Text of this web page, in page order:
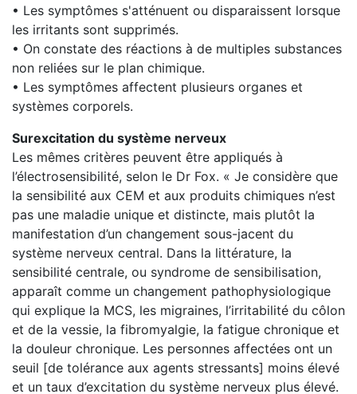
• Les symptômes s'atténuent ou disparaissent lorsque
les irritants sont supprimés.
• On constate des réactions à de multiples substances
non reliées sur le plan chimique.
• Les symptômes affectent plusieurs organes et
systèmes corporels.
Surexcitation du système nerveux
Les mêmes critères peuvent être appliqués à
l’électrosensibilité, selon le Dr Fox. « Je considère que
la sensibilité aux CEM et aux produits chimiques n’est
pas une maladie unique et distincte, mais plutôt la
manifestation d’un changement sous-jacent du
système nerveux central. Dans la littérature, la
sensibilité centrale, ou syndrome de sensibilisation,
apparaît comme un changement pathophysiologique
qui explique la MCS, les migraines, l’irritabilité du côlon
et de la vessie, la fibromyalgie, la fatigue chronique et
la douleur chronique. Les personnes affectées ont un
seuil [de tolérance aux agents stressants] moins élevé
et un taux d’excitation du système nerveux plus élevé.